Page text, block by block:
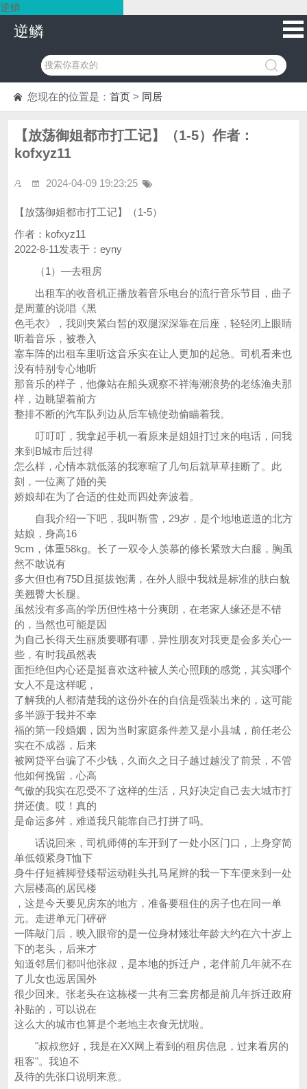
逆鳞
逆鳞
您现在的位置是： 首页 > 同居
【放荡御姐都市打工记】（1-5）作者：
kofxyz11
2024-04-09 19:23:25
【放荡御姐都市打工记】（1-5）
作者：kofxyz11
2022-8-11发表于：eyny
（1）—去租房
出租车的收音机正播放着音乐电台的流行音乐节目，曲子
是周董的说唱《黑
色毛衣》，我则夹紧白皙的双腿深深靠在后座，轻轻闭上眼睛
听着音乐，被卷入
塞车阵的出租车里听这音乐实在让人更加的起急。司机看来也
没有特别专心地听
那音乐的样子，他像站在船头观察不祥海潮浪势的老练渔夫那
样，边眺望着前方
整排不断的汽车队列边从后车镜使劲偷瞄着我。
叮叮叮，我拿起手机一看原来是姐姐打过来的电话，问我
来到B城市后过得
怎么样，心情本就低落的我寒暄了几句后就草草挂断了。此
刻，一位离了婚的美
娇娘却在为了合适的住处而四处奔波着。
自我介绍一下吧，我叫靳雪，29岁，是个地地道道的北方
姑娘，身高16
9cm，体重58kg。长了一双令人羡慕的修长紧致大白腿，胸虽
然不敢说有
多大但也有75D且挺拔饱满，在外人眼中我就是标准的肤白貌
美翘臀大长腿。
虽然没有多高的学历但性格十分爽朗，在老家人缘还是不错
的，当然也可能是因
为自己长得天生丽质要哪有哪，异性朋友对我更是会多关心一
些，有时我虽然表
面拒绝但内心还是挺喜欢这种被人关心照顾的感觉，其实哪个
女人不是这样呢，
了解我的人都清楚我的这份外在的自信是强装出来的，这可能
多半源于我并不幸
福的第一段婚姻，因为当时家庭条件差又是小县城，前任老公
实在不成器，后来
被网贷平台骗了不少钱，久而久之日子越过越没了前景，不管
他如何挽留，心高
气傲的我实在忍受不了这样的生活，只好决定自己去大城市打
拼还债。哎！真的
是命运多舛，难道我只能靠自己打拼了吗。
话说回来，司机师傅的车开到了一处小区门口，上身穿简
单低领紧身T恤下
身牛仔短裤脚登矮帮运动鞋头扎马尾辫的我一下车便来到一处
六层楼高的居民楼
，这是今天要见房东的地方，准备要租住的房子也在同一单
元。走进单元门砰砰
一阵敲门后，映入眼帘的是一位身材矮壮年龄大约在六十岁上
下的老头，后来才
知道邻居们都叫他张叔，是本地的拆迁户，老伴前几年就不在
了儿女也远居国外
很少回来。张老头在这栋楼一共有三套房都是前几年拆迁政府
补贴的，可以说在
这么大的城市也算是个老地主衣食无忧啦。
"叔叔您好，我是在XX网上看到的租房信息，过来看房的
租客"。我迫不
及待的先张口说明来意。